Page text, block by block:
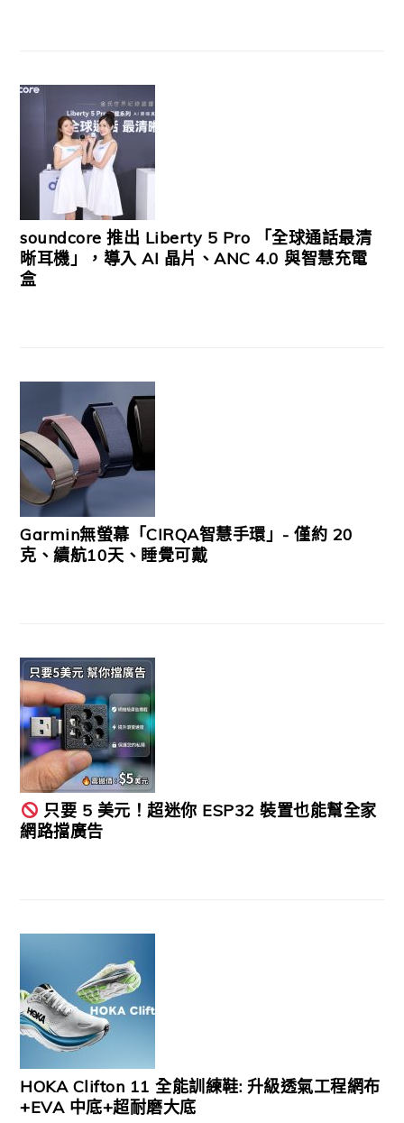
soundcore 推出 Liberty 5 Pro 「全球通話最清
晰耳機」，導入 AI 晶片、ANC 4.0 與智慧充電
盒
Garmin無螢幕「CIRQA智慧手環」- 僅約 20
克、續航10天、睡覺可戴
只要 5 美元！超迷你 ESP32 裝置也能幫全家
網路擋廣告
HOKA Clifton 11 全能訓練鞋: 升級透氣工程網布
+EVA 中底+超耐磨大底